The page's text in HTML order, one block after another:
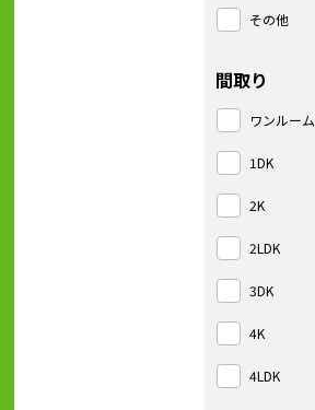
その他
間取り
ワンルーム
1DK
2K
2LDK
3DK
4K
4LDK